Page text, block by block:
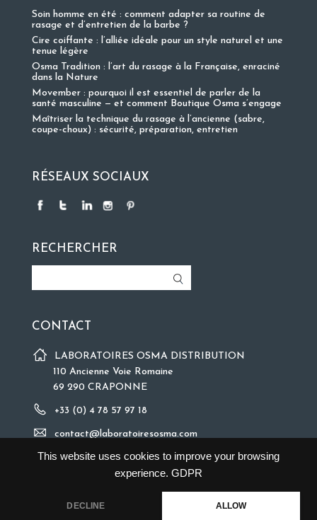
This website uses cookies to improve your browsing
experience. GDPR
DECLINE ALLOW
Soin homme en été : comment adapter sa routine de
rasage et d’entretien de la barbe ?
Cire coiffante : l’alliée idéale pour un style naturel et une
tenue légère
Osma Tradition : l’art du rasage à la Française, enraciné
dans la Nature
Movember : pourquoi il est essentiel de parler de la
santé masculine — et comment Boutique Osma s’engage
Maîtriser la technique du rasage à l’ancienne (sabre,
coupe-choux) : sécurité, préparation, entretien
RÉSEAUX SOCIAUX
RECHERCHER
CONTACT
LABORATOIRES OSMA DISTRIBUTION
110 Ancienne Voie Romaine
69 290 CRAPONNE
+33 (0) 4 78 57 97 18
contact@laboratoiresosma.com